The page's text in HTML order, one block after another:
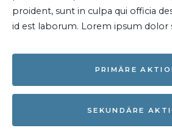
proident, sunt in culpa qui officia
id est laborum. Lorem ipsum dolor
PRIMÄRE
SEKUNDÄRE